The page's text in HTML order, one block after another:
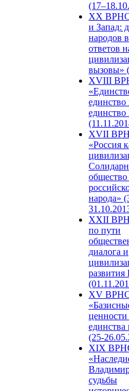
XX ВРНС
и Запад:
народов
ответов
вызовы»
XVIII
единство
единство
XVII
«Россия
народа»
XXII
по пути
диалога и
развития
XV
единства
(25-
XIX
судьбы